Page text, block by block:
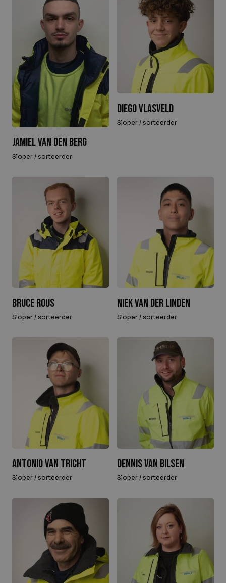
Jamiel van den Berg
Sloper / sorteerder
Diego Vlasveld
Sloper / sorteerder
Bruce Rous
Sloper / sorteerder
Niek van der Linden
Sloper / sorteerder
Antonio van Tricht
Sloper / sorteerder
Dennis van Bilsen
Sloper / sorteerder